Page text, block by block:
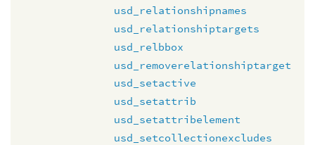
usd_relationshipnames
usd_relationshiptargets
usd_relbbox
usd_removerelationshiptarget
usd_setactive
usd_setattrib
usd_setattribelement
usd_setcollectionexcludes